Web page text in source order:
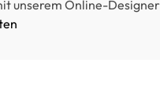
unserem Online-